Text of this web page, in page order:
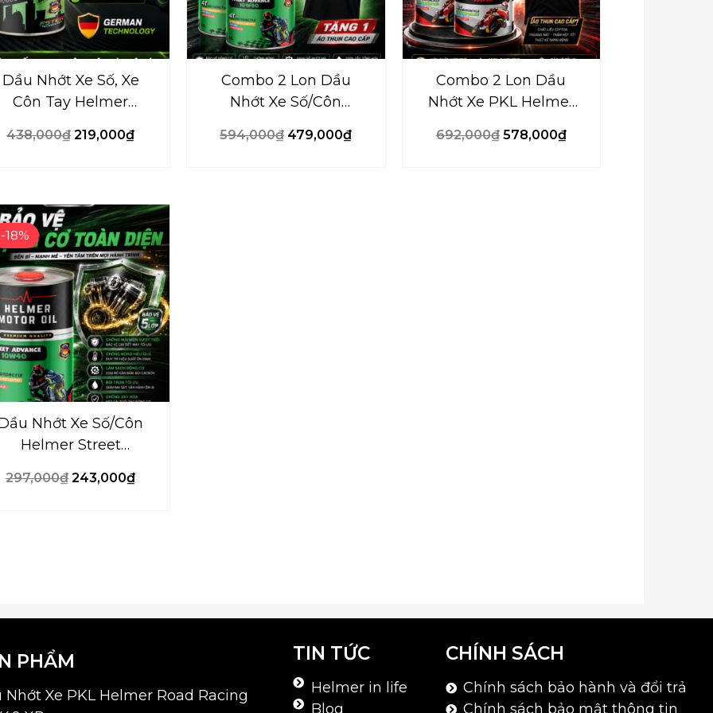
Dầu Nhớt Xe Số, Xe
Côn Tay Helmer
tổng hợp Ester –
438,000₫ 219,000₫
Combo 2 Lon Dầu
Nhớt Xe Số/Côn
Advance 10W40 –
594,000₫ 479,000₫
Combo 2 Lon Dầu
Nhớt Xe PKL Helmer
XP – 1000ml
692,000₫ 578,000₫
-18%
Nhớt Xe Số/Côn
Helmer Street
1000ml
297,000₫
Giá
gốc
là:
297,000₫.
243,000₫
Giá
hiện
tại
là:
243,000₫.
PHẨM
Nhớt Xe PKL Helmer Road Racing
TIN TỨC
Helmer in life
Blog
CHÍNH SÁCH
Chính sách bảo hành và đổi trả
Chính sách bảo mật thông tin